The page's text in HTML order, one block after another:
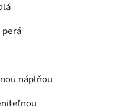
perá
náplňou